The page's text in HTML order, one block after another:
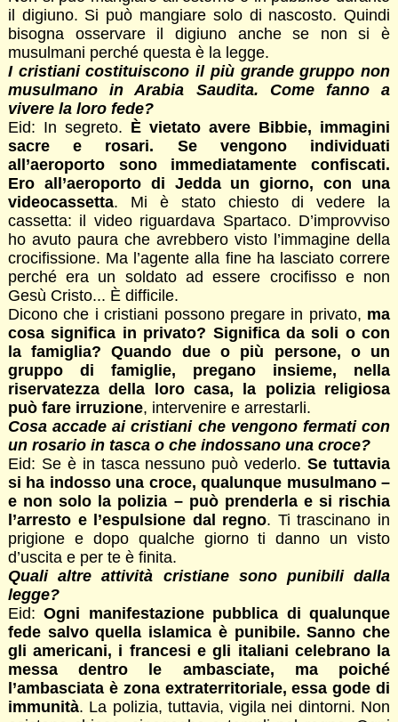
il digiuno. Si può mangiare solo di nascosto. Quindi
bisogna osservare il digiuno anche se non si è
musulmani perché questa è la legge.
I cristiani costituiscono il più grande gruppo non
musulmano in Arabia Saudita. Come fanno a
vivere la loro fede?
Eid: In segreto. È vietato avere Bibbie, immagini
sacre e rosari. Se vengono individuati
all’aeroporto sono immediatamente confiscati.
Ero all’aeroporto di Jedda un giorno, con una
videocassetta. Mi è stato chiesto di vedere la
cassetta: il video riguardava Spartaco. D’improvviso
ho avuto paura che avrebbero visto l’immagine della
crocifissione. Ma l’agente alla fine ha lasciato correre
perché era un soldato ad essere crocifisso e non
Gesù Cristo... È difficile.
Dicono che i cristiani possono pregare in privato, ma
cosa significa in privato? Significa da soli o con
la famiglia? Quando due o più persone, o un
gruppo di famiglie, pregano insieme, nella
riservatezza della loro casa, la polizia religiosa
può fare irruzione, intervenire e arrestarli.
Cosa accade ai cristiani che vengono fermati con
un rosario in tasca o che indossano una croce?
Eid: Se è in tasca nessuno può vederlo.Se tuttavia
si ha indosso una croce, qualunque musulmano –
e non solo la polizia – può prenderla e si rischia
l’arresto e l’espulsione dal regno. Ti trascinano in
prigione e dopo qualche giorno ti danno un visto
d’uscita e per te è finita.
Quali altre attività cristiane sono punibili dalla
legge?
Eid:Ogni manifestazione pubblica di qualunque
fede salvo quella islamica è punibile. Sanno che
gli americani, i francesi e gli italiani celebrano la
messa dentro le ambasciate, ma poiché
l’ambasciata è zona extraterritoriale, essa gode di
immunità. La polizia, tuttavia, vigila nei dintorni. Non